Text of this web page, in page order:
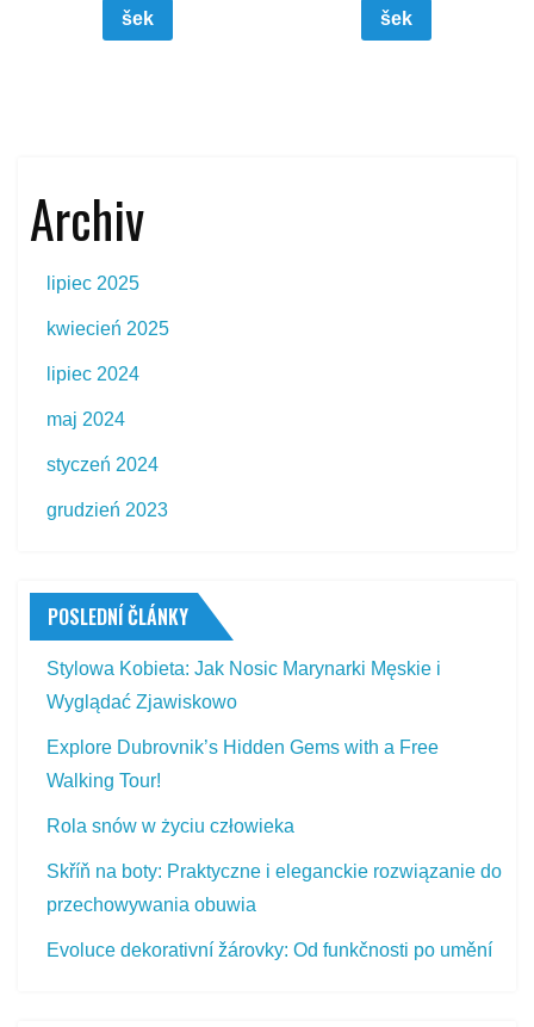
šek šek
Archiv
lipiec 2025
kwiecień 2025
lipiec 2024
maj 2024
styczeń 2024
grudzień 2023
POSLEDNÍ ČLÁNKY
Stylowa Kobieta: Jak Nosic Marynarki Męskie i
Wyglądać Zjawiskowo
Explore Dubrovnik’s Hidden Gems with a Free
Walking Tour!
Rola snów w życiu człowieka
Skříň na boty: Praktyczne i eleganckie rozwiązanie do
przechowywania obuwia
Evoluce dekorativní žárovky: Od funkčnosti po umění